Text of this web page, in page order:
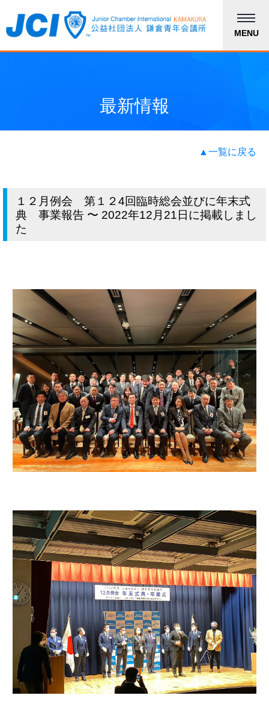
MENU
最新情報
▲一覧に戻る
１２月例会 第１２4回臨時総会並びに年末式
典 事業報告 〜 2022年12月21日に掲載しまし
た